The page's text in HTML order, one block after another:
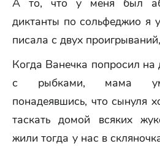
А то, что у меня был
диктанты по сольфеджио я
писала с двух
Когда Ванечка попросил на
с рыбками, мама
понадеявшись, что сынуля
таскать домой всяких
жили тогда у нас в